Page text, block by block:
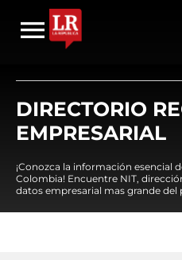
DIRECTORIO
EMPRESARIAL
¡Conozca la información esencial
Colombia! Encuentre NIT,
datos empresarial mas grande del